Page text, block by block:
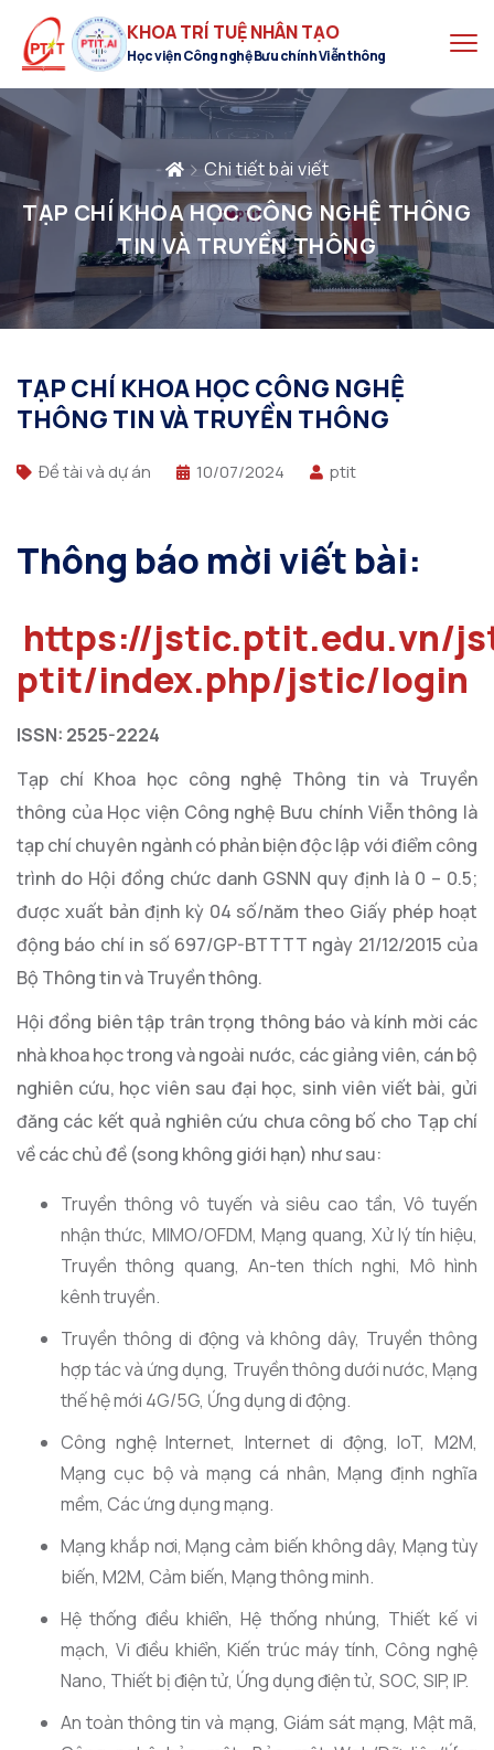
KHOA TRÍ TUỆ NHÂN TẠO
Học viện Công nghệ Bưu chính Viễn thông
Chi tiết bài viết
TẠP CHÍ KHOA HỌC CÔNG NGHỆ THÔNG
TIN VÀ TRUYỀN THÔNG
TẠP CHÍ KHOA HỌC CÔNG NGHỆ
THÔNG TIN VÀ TRUYỀN THÔNG
Đề tài và dự án 10/07/2024 ptit
Thông báo mời viết bài:
https://jstic.ptit.edu.vn/
ptit/index.php/jstic/login
ISSN: 2525-2224
Tạp chí Khoa học công nghệ Thông tin và Truyền
thông của Học viện Công nghệ Bưu chính Viễn thông là
tạp chí chuyên ngành có phản biện độc lập với điểm công
trình do Hội đồng chức danh GSNN quy định là 0 – 0.5;
được xuất bản định kỳ 04 số/năm theo Giấy phép hoạt
động báo chí in số 697/GP-BTTTT ngày 21/12/2015 của
Bộ Thông tin và Truyền thông.
Hội đồng biên tập trân trọng thông báo và kính mời các
nhà khoa học trong và ngoài nước, các giảng viên, cán bộ
nghiên cứu, học viên sau đại học, sinh viên viết bài, gửi
đăng các kết quả nghiên cứu chưa công bố cho Tạp chí
về các chủ đề (song không giới hạn) như sau:
Truyền thông vô tuyến và siêu cao tần, Vô tuyến
nhận thức, MIMO/OFDM, Mạng quang, Xử lý tín hiệu,
Truyền thông quang, An-ten thích nghi, Mô hình
kênh truyền.
Truyền thông di động và không dây, Truyền thông
hợp tác và ứng dụng, Truyền thông dưới nước, Mạng
thế hệ mới 4G/5G, Ứng dụng di động.
Công nghệ Internet, Internet di động, IoT, M2M,
Mạng cục bộ và mạng cá nhân, Mạng định nghĩa
mềm, Các ứng dụng mạng.
Mạng khắp nơi, Mạng cảm biến không dây, Mạng tùy
biến, M2M, Cảm biến, Mạng thông minh.
Hệ thống điều khiển, Hệ thống nhúng, Thiết kế vi
mạch, Vi điều khiển, Kiến trúc máy tính, Công nghệ
Nano, Thiết bị điện tử, Ứng dụng điện tử, SOC, SIP, IP.
An toàn thông tin và mạng, Giám sát mạng, Mật mã,